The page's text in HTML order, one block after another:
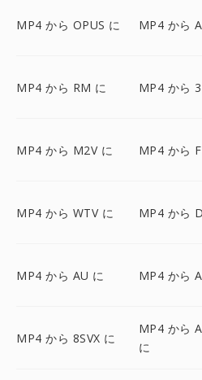
MP4 から OPUS に MP4 から
MP4 から RM に MP4 から
MP4 から M2V に MP4 から
MP4 から WTV に MP4 から
MP4 から AU に MP4 から
MP4 から 8SVX に
MP4 から
に